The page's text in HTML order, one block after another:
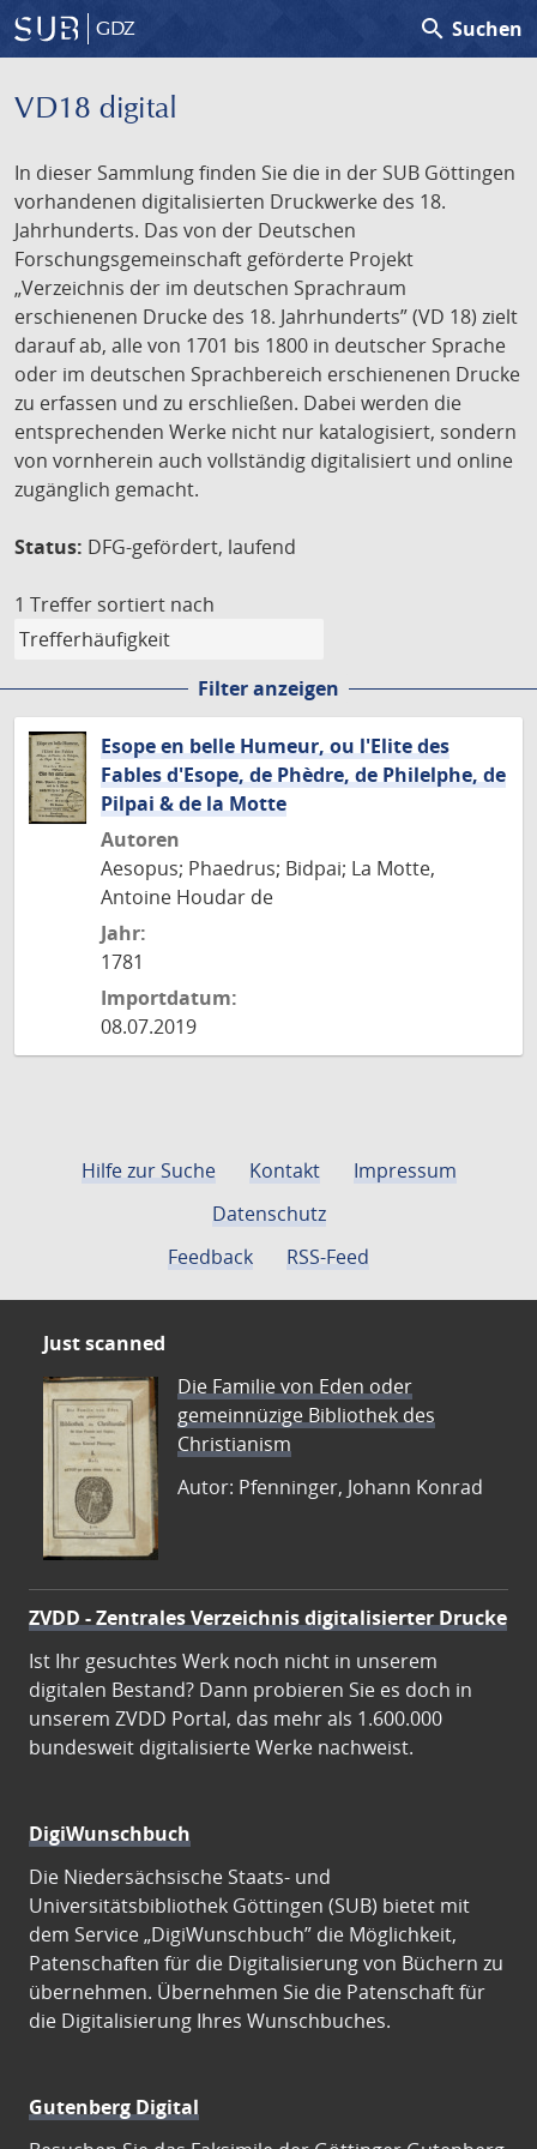
GDZ search Suchen
VD18 digital
In dieser Sammlung finden Sie die in der SUB Göttingen
vorhandenen digitalisierten Druckwerke des 18.
Jahrhunderts. Das von der Deutschen
Forschungsgemeinschaft geförderte Projekt
„Verzeichnis der im deutschen Sprachraum
erschienenen Drucke des 18. Jahrhunderts” (VD 18) zielt
darauf ab, alle von 1701 bis 1800 in deutscher Sprache
oder im deutschen Sprachbereich erschienenen Drucke
zu erfassen und zu erschließen. Dabei werden die
entsprechenden Werke nicht nur katalogisiert, sondern
von vornherein auch vollständig digitalisiert und online
zugänglich gemacht.
Status: DFG-gefördert, laufend
1 Treffer sortiert nach
Filter anzeigen
Esope en belle Humeur, ou l'Elite des
Fables d'Esope, de Phèdre, de Philelphe, de
Pilpai & de la Motte
Autoren
Aesopus; Phaedrus; Bidpai; La Motte,
Antoine Houdar de
Jahr:
1781
Importdatum:
08.07.2019
Hilfe zur Suche Kontakt
Impressum
Datenschutz
Feedback
RSS-Feed
Just scanned
Die Familie von Eden oder
gemeinnüzige Bibliothek des
Christianism
Autor: Pfenninger, Johann Konrad
ZVDD - Zentrales Verzeichnis digitalisierter Drucke
Ist Ihr gesuchtes Werk noch nicht in unserem
digitalen Bestand? Dann probieren Sie es doch in
unserem ZVDD Portal, das mehr als 1.600.000
bundesweit digitalisierte Werke nachweist.
DigiWunschbuch
Die Niedersächsische Staats- und
Universitätsbibliothek Göttingen (SUB) bietet mit
dem Service „DigiWunschbuch” die Möglichkeit,
Patenschaften für die Digitalisierung von Büchern zu
übernehmen. Übernehmen Sie die Patenschaft für
die Digitalisierung Ihres Wunschbuches.
Gutenberg Digital